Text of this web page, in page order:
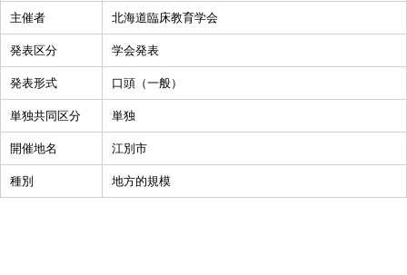
主催者 北海道臨床教育学会
発表区分 学会発表
発表形式 口頭（一般）
単独共同区分 単独
開催地名 江別市
種別 地方的規模